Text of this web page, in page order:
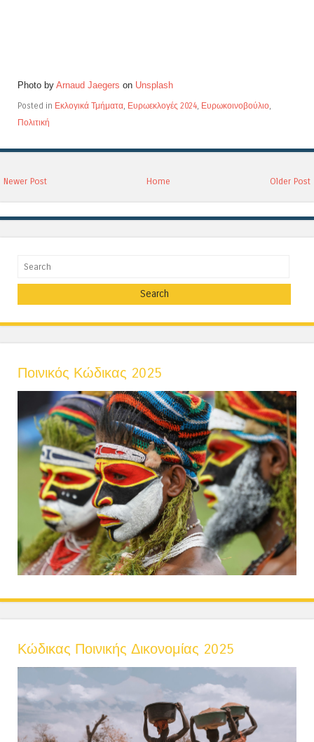
Photo by Arnaud Jaegers on Unsplash
Posted in Εκλογικά Τμήματα, Ευρωεκλογές 2024, Ευρωκοινοβούλιο,
Πολιτική
Newer Post Older Post
Home
Search
Ποινικός Κώδικας 2025
Κώδικας Ποινικής Δικονομίας 2025